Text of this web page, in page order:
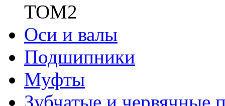
ТОМ2
Оси и валы
Подшипники
Муфты
Зубчатые и червячные